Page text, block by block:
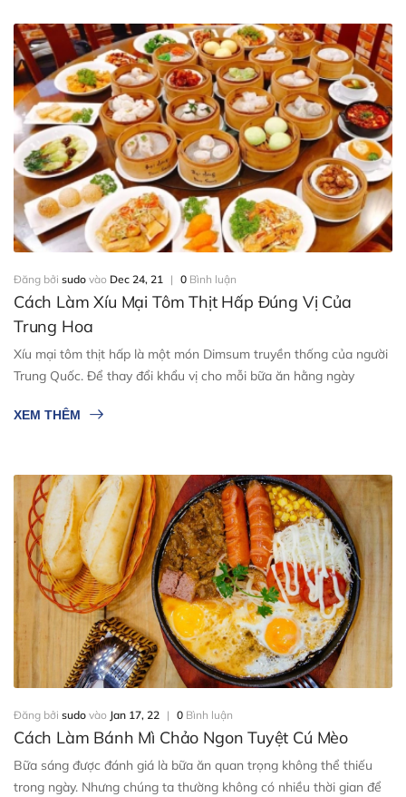
Đăng bởi sudo vào Dec 24, 21 | 0 Bình luận
Cách Làm Xíu Mại Tôm Thịt Hấp Đúng Vị Của
Trung Hoa
Xíu mại tôm thịt hấp là một món Dimsum truyền thống của người
Trung Quốc. Để thay đổi khẩu vị cho mỗi bữa ăn hằng ngày
XEM THÊM
Đăng bởi sudo vào Jan 17, 22 | 0 Bình luận
Cách Làm Bánh Mì Chảo Ngon Tuyệt Cú Mèo
Bữa sáng được đánh giá là bữa ăn quan trọng không thể thiếu
trong ngày. Nhưng chúng ta thường không có nhiều thời gian để